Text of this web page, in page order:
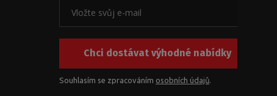
Chci dostávat výhodné nabídky
Souhlasím se zpracováním osobních údajů